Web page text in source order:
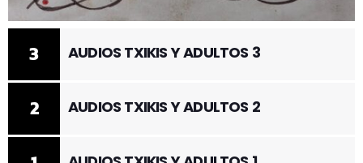
2 AUDIOS TXIKIS Y ADULTOS 2
3 AUDIOS TXIKIS Y ADULTOS 3